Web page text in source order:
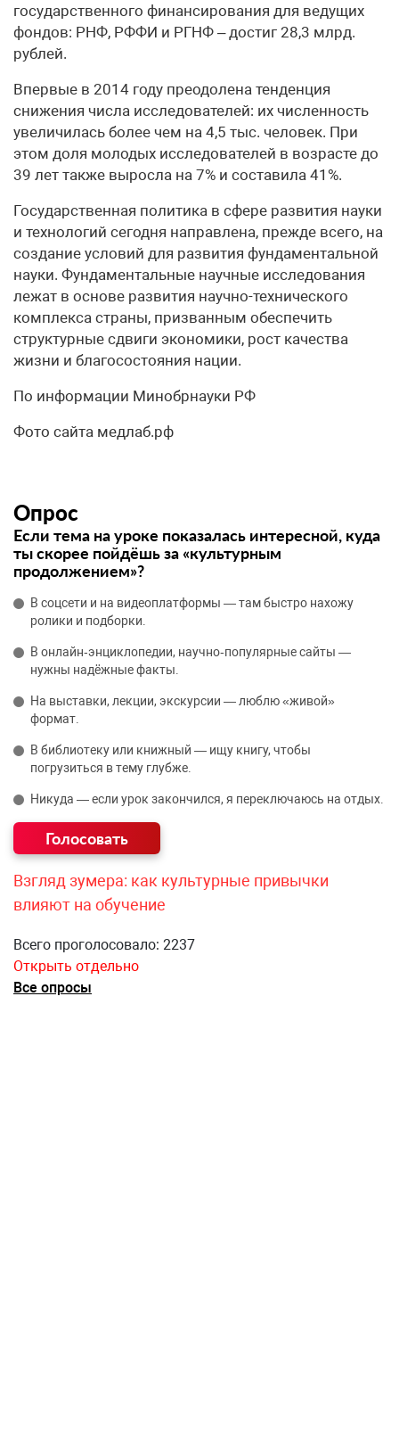
государственного финансирования для ведущих
фондов: РНФ, РФФИ и РГНФ – достиг 28,3 млрд.
рублей.
Впервые в 2014 году преодолена тенденция
снижения числа исследователей: их численность
увеличилась более чем на 4,5 тыс. человек. При
этом доля молодых исследователей в возрасте до
39 лет также выросла на 7% и составила 41%.
Государственная политика в сфере развития науки
и технологий сегодня направлена, прежде всего, на
создание условий для развития фундаментальной
науки. Фундаментальные научные исследования
лежат в основе развития научно-технического
комплекса страны, призванным обеспечить
структурные сдвиги экономики, рост качества
жизни и благосостояния нации.
По информации Минобрнауки РФ
Фото сайта медлаб.pф
Опрос
Если тема на уроке показалась интересной, куда
ты скорее пойдёшь за «культурным
продолжением»?
В соцсети и на видеоплатформы — там быстро нахожу
ролики и подборки.
В онлайн‑энциклопедии, научно‑популярные сайты —
нужны надёжные факты.
На выставки, лекции, экскурсии — люблю «живой»
формат.
В библиотеку или книжный — ищу книгу, чтобы
погрузиться в тему глубже.
Никуда — если урок закончился, я переключаюсь на отдых.
Взгляд зумера: как культурные привычки
влияют на обучение
Всего проголосовало: 2237
Открыть отдельно
Все опросы